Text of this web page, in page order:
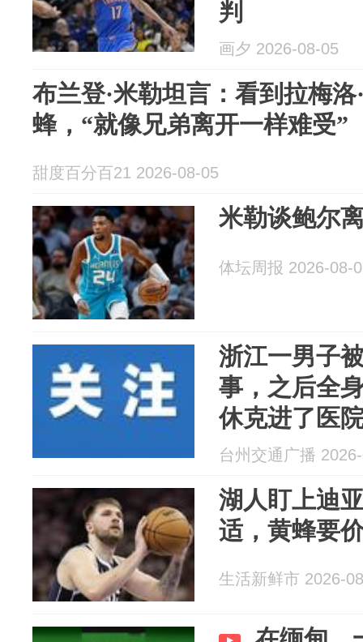
判
画夕 2026-08-05
布兰登·米勒坦言：看到拉梅
蜂，“就像兄弟离开一样难受”
甜度百分百21 2026-08-05
米勒谈鲍尔
体坛周报 2026-08-
浙江一男子
事，之后全
休克进了医
想象中凶险
台州交通广播
湖人盯上迪
适，黄蜂要
生活新鲜市 2026-